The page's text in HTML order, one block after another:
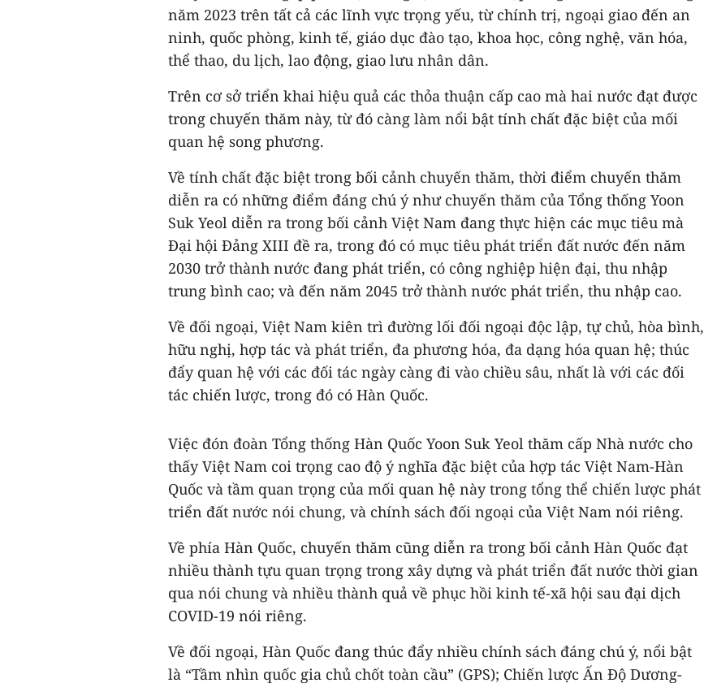
năm 2023 trên tất cả các lĩnh vực trọng yếu, từ chính trị, ngoại giao đến an
ninh, quốc phòng, kinh tế, giáo dục đào tạo, khoa học, công nghệ, văn hóa,
thể thao, du lịch, lao động, giao lưu nhân dân.
Trên cơ sở triển khai hiệu quả các thỏa thuận cấp cao mà hai nước đạt được
trong chuyến thăm này, từ đó càng làm nổi bật tính chất đặc biệt của mối
quan hệ song phương.
Về tính chất đặc biệt trong bối cảnh chuyến thăm, thời điểm chuyến thăm
diễn ra có những điểm đáng chú ý như chuyến thăm của Tổng thống Yoon
Suk Yeol diễn ra trong bối cảnh Việt Nam đang thực hiện các mục tiêu mà
Đại hội Đảng XIII đề ra, trong đó có mục tiêu phát triển đất nước đến năm
2030 trở thành nước đang phát triển, có công nghiệp hiện đại, thu nhập
trung bình cao; và đến năm 2045 trở thành nước phát triển, thu nhập cao.
Về đối ngoại, Việt Nam kiên trì đường lối đối ngoại độc lập, tự chủ, hòa bình,
hữu nghị, hợp tác và phát triển, đa phương hóa, đa dạng hóa quan hệ; thúc
đẩy quan hệ với các đối tác ngày càng đi vào chiều sâu, nhất là với các đối
tác chiến lược, trong đó có Hàn Quốc.
Việc đón đoàn Tổng thống Hàn Quốc Yoon Suk Yeol thăm cấp Nhà nước cho
thấy Việt Nam coi trọng cao độ ý nghĩa đặc biệt của hợp tác Việt Nam-Hàn
Quốc và tầm quan trọng của mối quan hệ này trong tổng thể chiến lược phát
triển đất nước nói chung, và chính sách đối ngoại của Việt Nam nói riêng.
Về phía Hàn Quốc, chuyến thăm cũng diễn ra trong bối cảnh Hàn Quốc đạt
nhiều thành tựu quan trọng trong xây dựng và phát triển đất nước thời gian
qua nói chung và nhiều thành quả về phục hồi kinh tế-xã hội sau đại dịch
COVID-19 nói riêng.
Về đối ngoại, Hàn Quốc đang thúc đẩy nhiều chính sách đáng chú ý, nổi bật
là “Tầm nhìn quốc gia chủ chốt toàn cầu” (GPS); Chiến lược Ấn Độ Dương-